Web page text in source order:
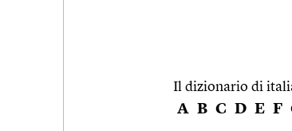
Il dizionario di
A B C D E F